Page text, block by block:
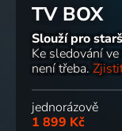
TV BOX
Slouží pro
Ke sledování
není třeba.
jednorázově
1 899 Kč